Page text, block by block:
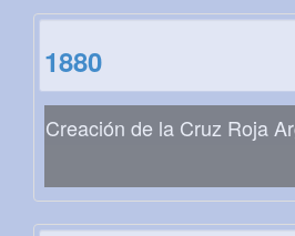
1880
Creación de la Cruz Roja